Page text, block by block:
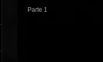
Parte 1